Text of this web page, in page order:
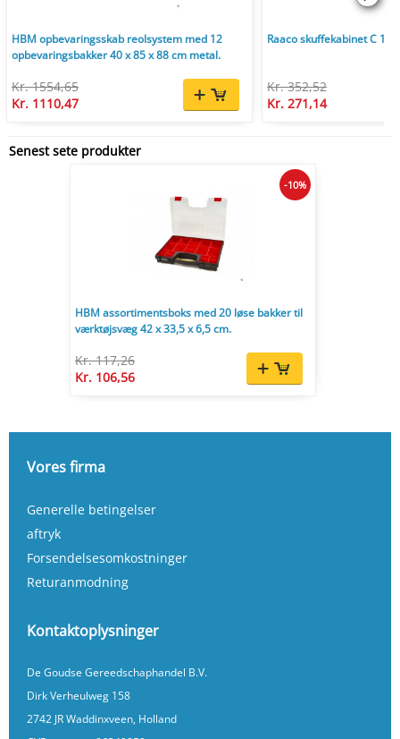
HBM opbevaringsskab reolsystem med 12
opbevaringsbakker 40 x 85 x 88 cm metal.
Kr. 1554,65
Kr. 1110,47
Raaco skuffekabinet C
Kr. 352,52
Kr. 271,14
Senest sete produkter
HBM assortimentsboks med 20 løse bakker til
værktøjsvæg 42 x 33,5 x 6,5 cm.
Kr. 117,26
Kr. 106,56
-10%
Vores firma
Generelle betingelser
aftryk
Forsendelsesomkostninger
Returanmodning
Kontaktoplysninger
De Goudse Gereedschaphandel B.V.
Dirk Verheulweg 158
2742 JR Waddinxveen, Holland